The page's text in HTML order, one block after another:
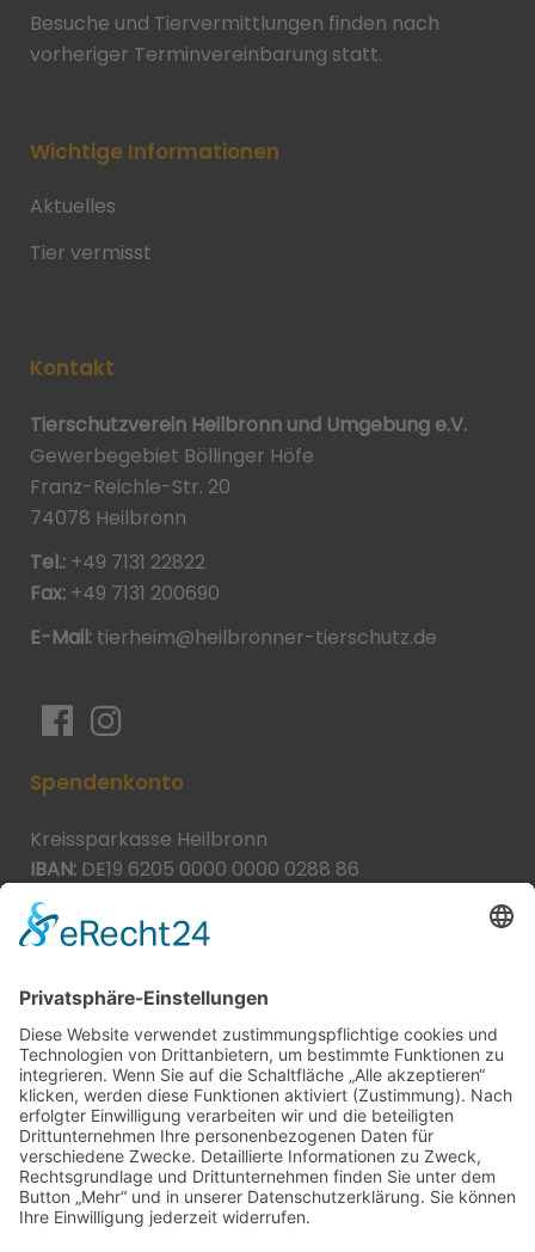
Besuche und Tiervermittlungen finden nach
vorheriger Terminvereinbarung statt.
Wichtige Informationen
Aktuelles
Tier vermisst
Kontakt
Tierschutzverein Heilbronn und Umgebung e.V.
Gewerbegebiet Böllinger Höfe
Franz-Reichle-Str. 20
74078 Heilbronn
Tel.: +49 7131 22822
Fax: +49 7131 200690
E-Mail: tierheim@heilbronner-tierschutz.de
Spendenkonto
Kreissparkasse Heilbronn
IBAN: DE19 6205 0000 0000 0288 86
BIC:
Spende direkt via PayPal
JETZT SPENDEN
paypal@heilbronner-tierschutz.de